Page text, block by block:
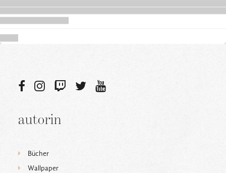
autorin
Bücher
Wallpaper